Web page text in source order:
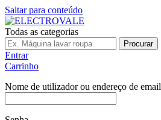
Saltar para conteúdo
Todas as categorias
Procurar
Entrar
Carrinho
Nome de utilizador ou endereço de email